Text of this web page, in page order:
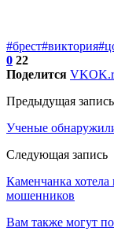
#брест#виктория
0 22
Поделится VK
Предыдущая запись
Ученые
Следующая запись
Каменчанка хотела
мошенников
Вам также могут